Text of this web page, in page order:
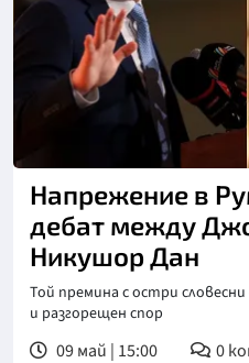
Напрежение в
дебат между
Никушор Дан
Той премина с остри
и разгорещен спор
09 май | 15:00 0